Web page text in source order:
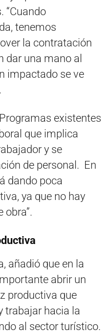
“Cuando
tenemos
la contratación
dar una mano al
impactado se ve
existentes
que implica
y se
de personal. En
dando poca
ya que no hay
obra”.
añadió que en la
abrir un
productiva que
trabajar hacia la
al sector turístico.